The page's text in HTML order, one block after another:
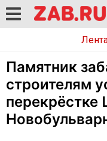
Памятник
строителям